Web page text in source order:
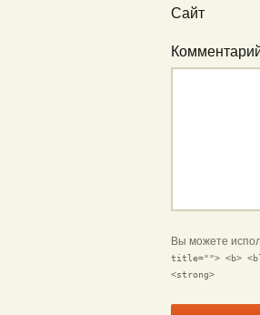
Сайт
Вы можете
title=""> <b>
<strong>